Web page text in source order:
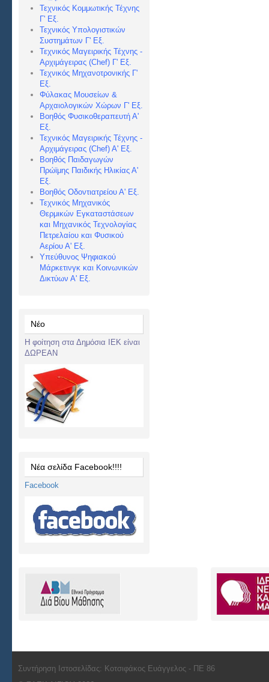
Τεχνικός Κομμωτικής Τέχνης
Γ' Εξ.
Τεχνικός Υπολογιστικών
Συστημάτων Γ' Εξ.
Τεχνικός Μαγειρικής Τέχνης -
Αρχιμάγειρας (Chef) Γ' Εξ.
Τεχνικός Μηχανοτρονικής Γ'
Εξ.
Φύλακας Μουσείων &
Αρχαιολογικών Χώρων Γ' Εξ.
Βοηθός Φυσικοθεραπευτή Α'
Εξ.
Τεχνικός Μαγειρικής Τέχνης -
Αρχιμάγειρας (Chef) Α' Εξ.
Βοηθός Παιδαγωγών
Πρώϊμης Παιδικής Ηλικίας Α'
Εξ.
Βοηθός Οδοντιατρείου Α' Εξ.
Τεχνικός Μηχανικός
Θερμικών Εγκαταστάσεων
και Μηχανικός Τεχνολογίας
Πετρελαίου και Φυσικού
Αερίου Α' Εξ.
Υπεύθυνος Ψηφιακού
Μάρκετινγκ και Κοινωνικών
Δικτύων Α' Εξ.
Νέο
Η φοίτηση στα Δημόσια ΙΕΚ είναι
ΔΩΡΕΑΝ
Νέα σελίδα Facebook!!!!
Facebook
Συντήρηση Ιστοσελίδας: Κοτσιφάκος Ευάγγελος - ΠΕ 86